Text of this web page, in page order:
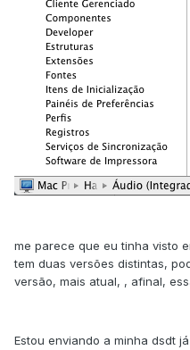
me parece que eu tinha visto
tem duas versões distintas,
versão, mais atual, , afinal,
Estou enviando a minha dsdt